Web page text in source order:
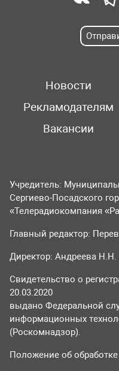
Новости
Рекламодателям
Вакансии
Учредитель:
Сергиево-Посадского
«Телерадиокомпания
Главный редактор:
Директор: Андреева Н.Н.
Свидетельство о
20.03.2020
выдано Федеральной
информационных
(Роскомнадзор).
Положение об